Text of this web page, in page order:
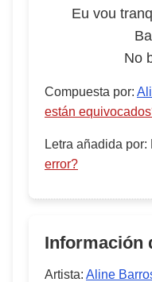
Eu vou
No
Compuesta por:
están
Letra añadida por:
error?
Información
Artista: Aline